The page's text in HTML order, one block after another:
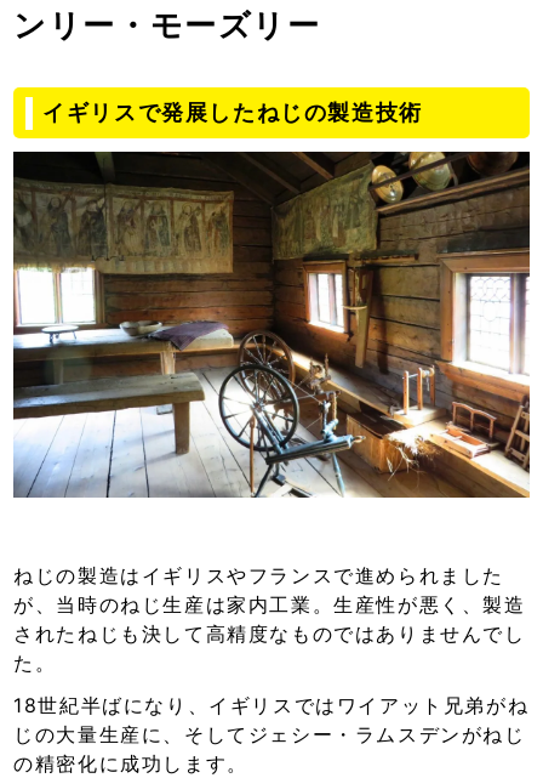
ンリー・モーズリー
イギリスで発展したねじの製造技術
ねじの製造はイギリスやフランスで進められました
が、当時のねじ生産は家内工業。生産性が悪く、製造
されたねじも決して高精度なものではありませんでし
た。
18世紀半ばになり、イギリスではワイアット兄弟がね
じの大量生産に、そしてジェシー・ラムスデンがねじ
の精密化に成功します。